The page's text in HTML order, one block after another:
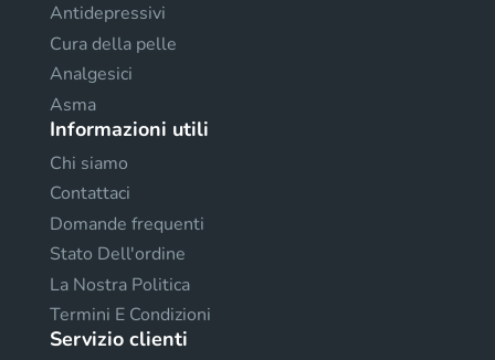
Antidepressivi
Cura della pelle
Analgesici
Asma
Informazioni utili
Chi siamo
Contattaci
Domande frequenti
Stato Dell'ordine
La Nostra Politica
Termini E Condizioni
Servizio clienti